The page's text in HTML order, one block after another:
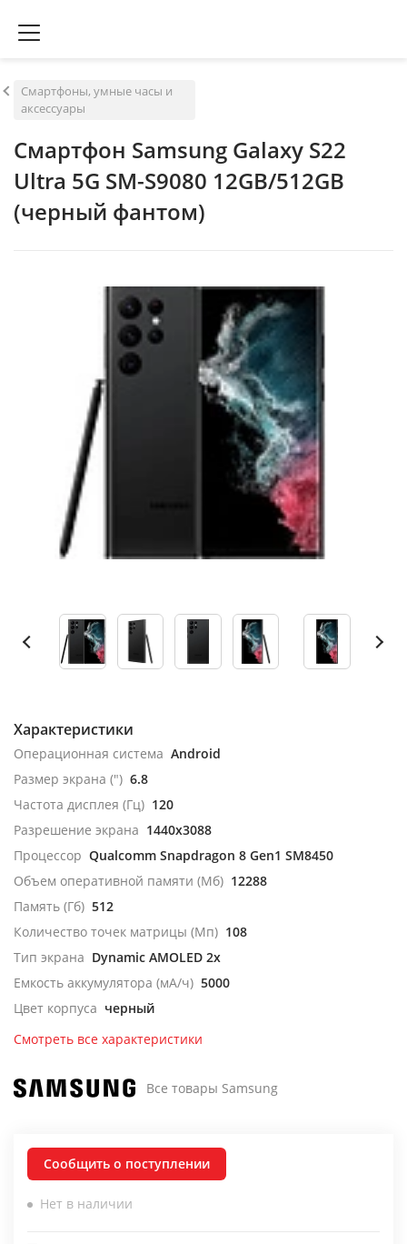
Смартфоны, умные часы и
аксессуары
Смартфон Samsung Galaxy S22
Ultra 5G SM-S9080 12GB/512GB
(черный фантом)
Характеристики
Операционная система Android
Размер экрана (") 6.8
Частота дисплея (Гц) 120
Разрешение экрана 1440x3088
Процессор Qualcomm Snapdragon 8 Gen1 SM8450
Объем оперативной памяти (Мб) 12288
Память (Гб) 512
Количество точек матрицы (Мп) 108
Тип экрана Dynamic AMOLED 2x
Емкость аккумулятора (мА/ч) 5000
Цвет корпуса черный
Смотреть все характеристики
Все товары Samsung
Сообщить о поступлении
Нет в наличии